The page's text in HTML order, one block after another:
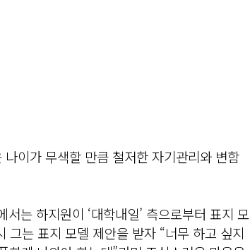
이가 무색할 만큼 철저한 자기관리와 변함
서는 하지원이 ‘대학내일’ 측으로부터 표지 모
그는 표지 모델 제안을 받자 “너무 하고 싶지